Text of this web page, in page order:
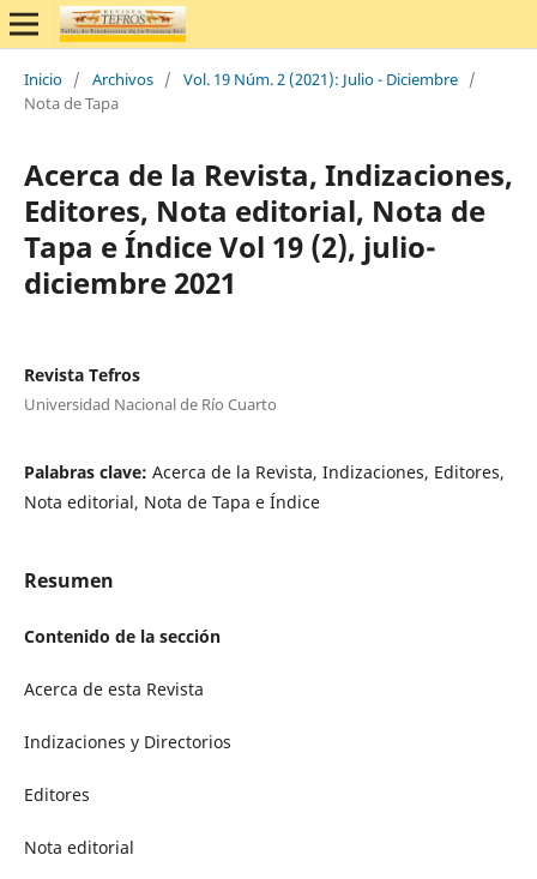
Inicio / Archivos / Vol. 19 Núm. 2 (2021): Julio - Diciembre /
Nota de Tapa
Acerca de la Revista, Indizaciones,
Editores, Nota editorial, Nota de
Tapa e Índice Vol 19 (2), julio-
diciembre 2021
Revista Tefros
Universidad Nacional de Río Cuarto
Palabras clave: Acerca de la Revista, Indizaciones, Editores,
Nota editorial, Nota de Tapa e Índice
Resumen
Contenido de la sección
Acerca de esta Revista
Indizaciones y Directorios
Editores
Nota editorial